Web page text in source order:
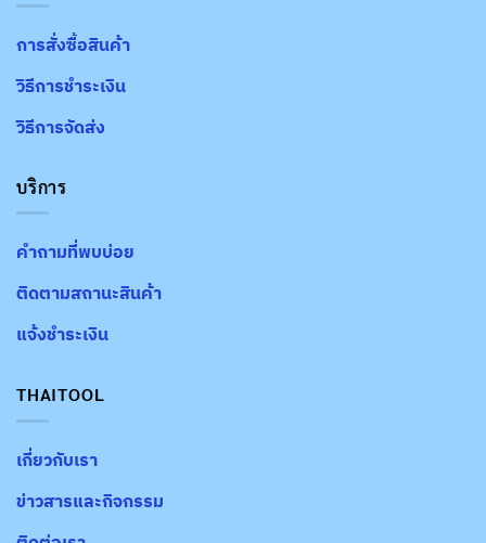
การสั่งซื้อสินค้า
วิธีการชำระเงิน
วิธีการจัดส่ง
บริการ
คำถามที่พบบ่อย
ติดตามสถานะสินค้า
แจ้งชำระเงิน
THAITOOL
เกี่ยวกับเรา
ข่าวสารและกิจกรรม